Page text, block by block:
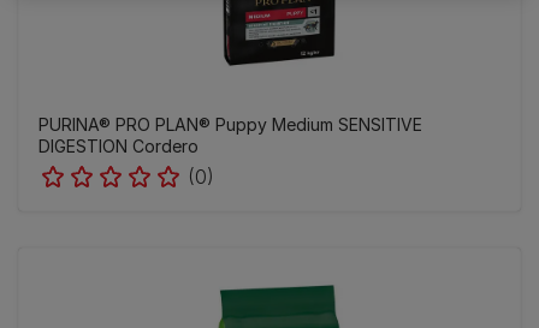
​PURINA® PRO PLAN® Puppy Medium SENSITIVE
DIGESTION Cordero
(0)